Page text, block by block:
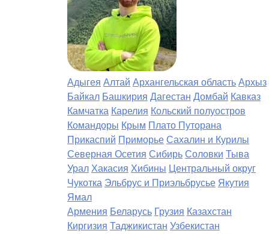
Адыгея Алтай Архангельская область Архыз
Байкал Башкирия Дагестан Домбай Кавказ
Камчатка Карелия Кольский полуостров
Командоры Крым Плато Путорана
Прикаспий Приморье Сахалин и Курилы
Северная Осетия Сибирь Соловки Тыва
Урал Хакасия Хибины Центральный округ
Чукотка Эльбрус и Приэльбрусье Якутия
Ямал
Армения Беларусь Грузия Казахстан
Киргизия Таджикистан Узбекистан